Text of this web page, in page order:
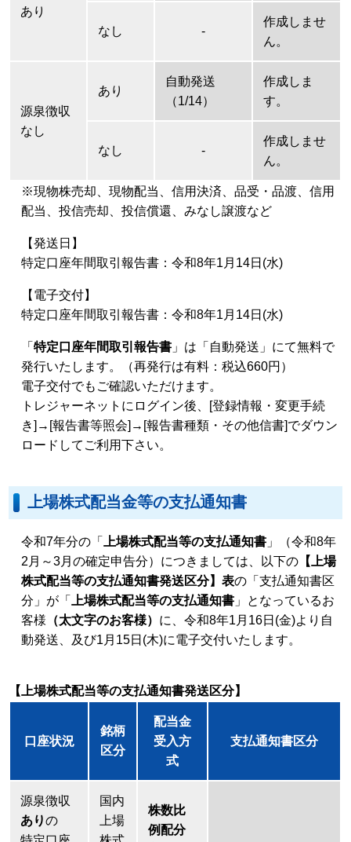
あり
なし -
作成しませ
ん。
源泉徴収
なし
あり
自動発送
（1/14）
作成しま
す。
なし -
作成しませ
ん。
※現物株売却、現物配当、信用決済、品受・品渡、信用
配当、投信売却、投信償還、みなし譲渡など
【発送日】
特定口座年間取引報告書：令和8年1月14日(水)
【電子交付】
特定口座年間取引報告書：令和8年1月14日(水)
「特定口座年間取引報告書 」は「自動発送」にて無料で
発行いたします。（再発行は有料：税込660円）
電子交付でもご確認いただけます。
トレジャーネットにログイン後、[登録情報・変更手続
き]→[報告書等照会]→[報告書種類・その他信書]でダウン
ロードしてご利用下さい。
上場株式配当金等の支払通知書
令和7年分の「 上場株式配当等の支払通知書 」（令和8年
2月～3月の確定申告分）につきましては、以下の 【上場
株式配当等の支払通知書発送区分】表の「支払通知書区
分」が「
上場株式配当等の支払通知書 」となっているお
客様 （太文字のお客様） に、令和8年1月16日(金)より自
動発送、及び1月15日(木)に電子交付いたします。
【上場株式配当等の支払通知書発送区分】
口座状況
銘柄
区分
配当金
受入方
式
支払通知書区分
源泉徴収
ありの
国内
上場
株数比
例配分